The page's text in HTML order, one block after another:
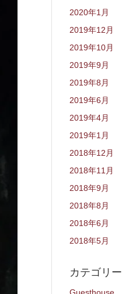
2020年1月
2019年12月
2019年10月
2019年9月
2019年8月
2019年6月
2019年4月
2019年1月
2018年12月
2018年11月
2018年9月
2018年8月
2018年6月
2018年5月
カテゴリー